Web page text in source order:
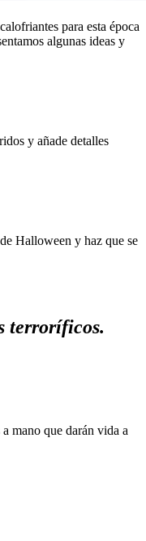
para esta época
algunas ideas y
y añade detalles
Halloween y haz que se
terroríficos.
mano que darán vida a